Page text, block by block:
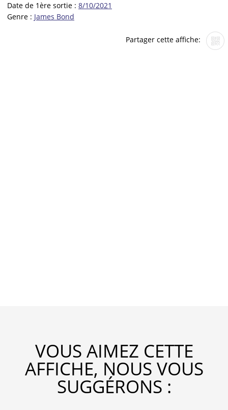
Date de 1ère sortie : 8/10/2021
Genre : James Bond
Partager cette affiche:
VOUS AIMEZ CETTE
AFFICHE, NOUS VOUS
SUGGÉRONS :